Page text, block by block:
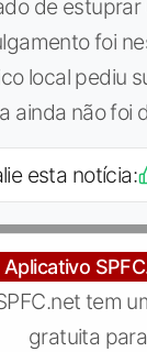
de estuprar
foi
local pediu
ainda não foi
esta notícia:
Aplicativo
tem
gratuita